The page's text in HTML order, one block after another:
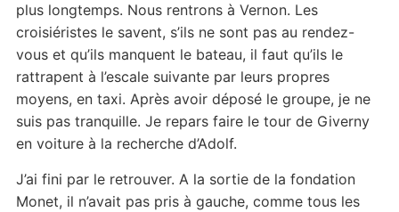
plus longtemps. Nous rentrons à Vernon. Les
croisiéristes le savent, s’ils ne sont pas au rendez-
vous et qu’ils manquent le bateau, il faut qu’ils le
rattrapent à l’escale suivante par leurs propres
moyens, en taxi. Après avoir déposé le groupe, je ne
suis pas tranquille. Je repars faire le tour de Giverny
en voiture à la recherche d’Adolf.
J’ai fini par le retrouver. A la sortie de la fondation
Monet, il n’avait pas pris à gauche, comme tous les